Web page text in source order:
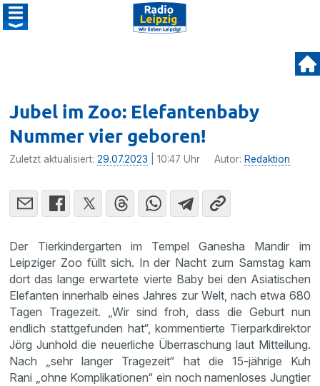
Jubel im Zoo: Elefantenbaby
Nummer vier geboren!
Zuletzt aktualisiert:29.07.2023 | 10:47 Uhr Autor: Redaktion
Der Tierkindergarten im Tempel Ganesha Mandir im
Leipziger Zoo füllt sich. In der Nacht zum Samstag kam
dort das lange erwartete vierte Baby bei den Asiatischen
Elefanten innerhalb eines Jahres zur Welt, nach etwa 680
Tagen Tragezeit. „Wir sind froh, dass die Geburt nun
endlich stattgefunden hat“, kommentierte Tierparkdirektor
Jörg Junhold die neuerliche Überraschung laut Mitteilung.
Nach „sehr langer Tragezeit“ hat die 15-jährige Kuh
Rani „ohne Komplikationen“ ein noch namenloses Jungtier